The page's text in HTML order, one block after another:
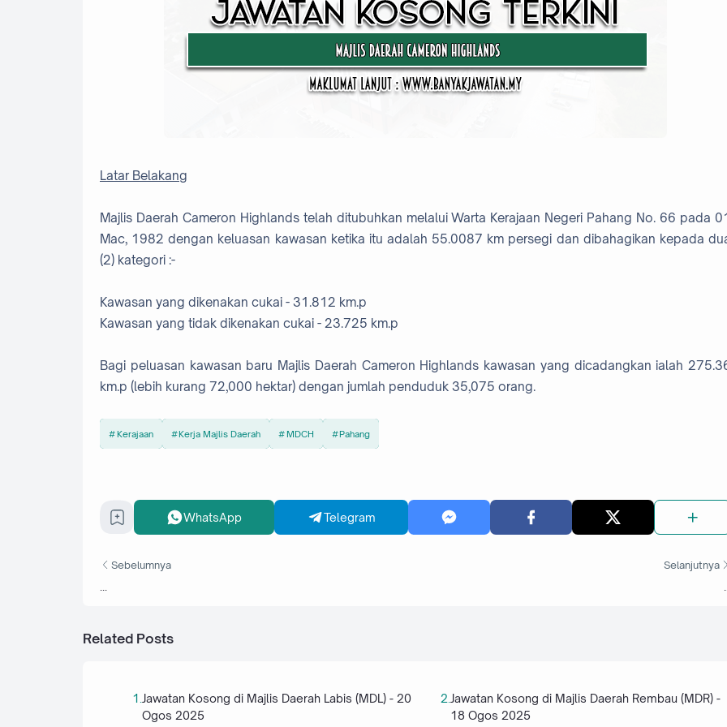
Latar Belakang
Majlis Daerah Cameron Highlands telah ditubuhkan melalui Warta Kerajaan Negeri Pahang No. 66 pada
Mac, 1982 dengan keluasan kawasan ketika itu adalah 55.0087 km persegi dan dibahagikan kepada
(2) kategori :-
Kawasan yang dikenakan cukai - 31.812 km.p
Kawasan yang tidak dikenakan cukai - 23.725 km.p
Bagi peluasan kawasan baru Majlis Daerah Cameron Highlands kawasan yang dicadangkan ialah
km.p (lebih kurang 72,000 hektar) dengan jumlah penduduk 35,075 orang.
Kerajaan Kerja Majlis Daerah MDCH Pahang
WhatsApp Telegram
Sebelumnya Selanjutnya
Related Posts
Jawatan Kosong di Majlis Daerah Labis (MDL) - 20
Ogos 2025
Jawatan Kosong di Majlis Daerah Rembau (MDR) -
18 Ogos 2025